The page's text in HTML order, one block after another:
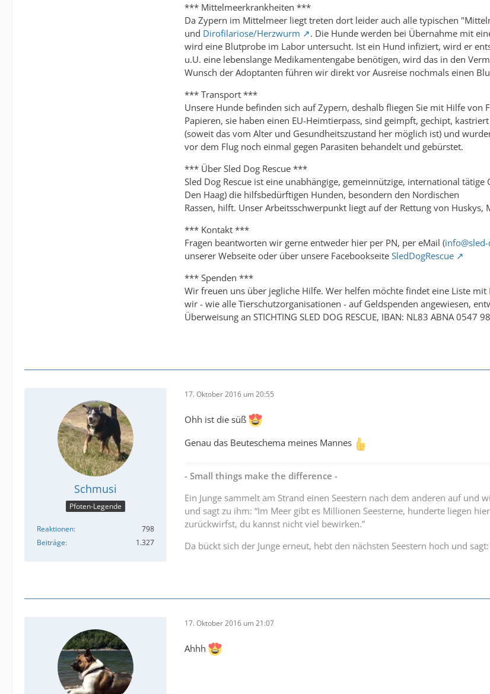
*** Mittelmeerkrankheiten ***
Da Zypern im Mittelmeer liegt treten dort leider auch alle typischen
und Dirofilariose/Herzwurm
. Die Hunde werden bei Übernahme mit
wird eine Blutprobe im Labor untersucht. Ist ein Hund infiziert, wird er
u.U. eine lebenslange Medikamentengabe benötigen, wird das in den
Wunsch der Adoptanten führen wir direkt vor Ausreise nochmals einen
*** Transport ***
Unsere Hunde befinden sich auf Zypern, deshalb fliegen Sie mit Hilfe von
Papieren, sie haben einen EU-Heimtierpass, sind geimpft, gechipt, kastriert
(soweit das vom Alter und Gesundheitszustand her möglich ist) und
vor dem Flug noch einmal gegen Parasiten behandelt und gebürstet.
*** Über Sled Dog Rescue ***
Sled Dog Rescue ist eine unabhängige, gemeinnützige, international
Den Haag) die hilfsbedürftigen Hunden, besondern den Nordischen
Rassen, hilft. Unser Arbeitsschwerpunkt liegt auf der Rettung von Huskys,
*** Kontakt ***
Fragen beantworten wir gerne entweder hier per PN, per eMail (
unserer Webseite oder über unsere Facebookseite SledDogRescue
*** Spenden ***
Wir freuen uns über jegliche Hilfe. Wer helfen möchte findet eine Liste mit
wir - wie alle Tierschutzorganisationen - auf Geldspenden angewiesen,
Überweisung an STICHTING SLED DOG RESCUE, IBAN: NL83 ABNA 0547
Schmusi
Pfoten-Legende
Reaktionen
798
Beiträge
1.327
17. Oktober 2016 um 20:55
Ohh ist die süß
Genau das Beuteschema meines Mannes
- Small things make the difference -
Ein Junge sammelt am Strand einen Seestern nach dem anderen auf
und sagt zu ihm: “Im Meer gibt es Millionen Seesterne, hunderte liegen
zurückwirfst, du kannst nicht viel bewirken.”
Da bückt sich der Junge erneut, hebt den nächsten Seestern hoch und
17. Oktober 2016 um 21:07
Ahhh